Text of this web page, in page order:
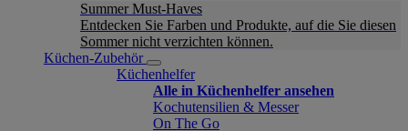
Summer Must-Haves
Entdecken Sie Farben und Produkte, auf die Sie diesen
Sommer nicht verzichten können.
Küchen-Zubehör
Küchenhelfer
Alle in Küchenhelfer ansehen
Kochutensilien & Messer
On The Go